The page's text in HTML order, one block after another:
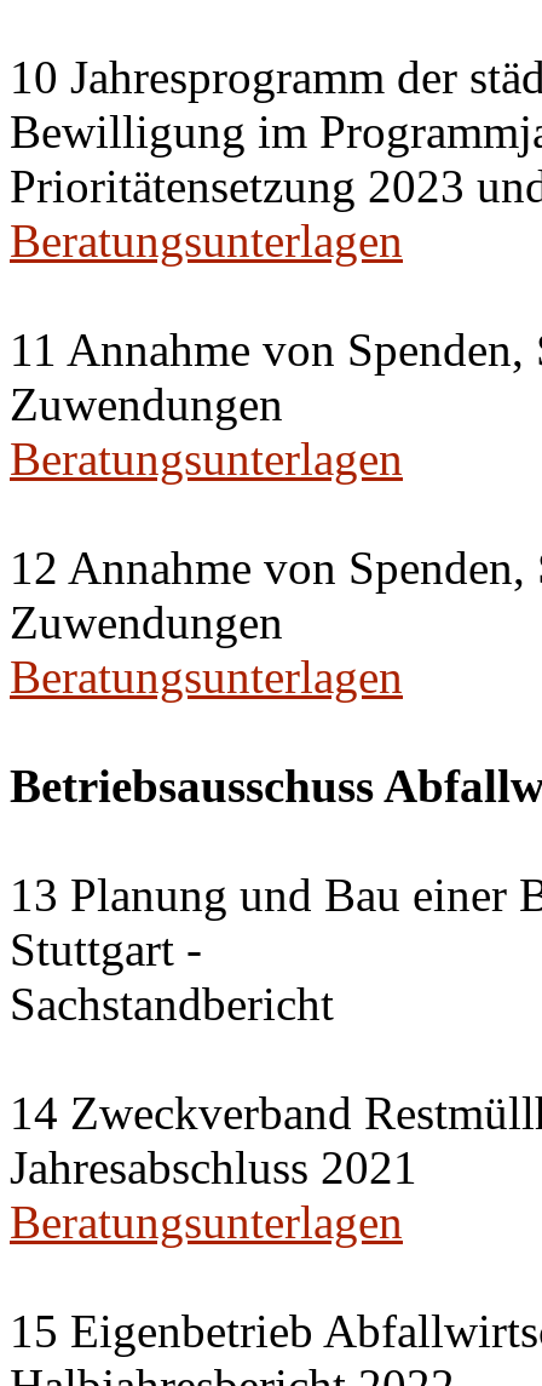
10 Jahresprogramm der
Bewilligung im
Prioritätensetzung 2023
Beratungsunterlagen
11 Annahme von
Zuwendungen
Beratungsunterlagen
12 Annahme von
Zuwendungen
Beratungsunterlagen
Betriebsausschuss
13 Planung und Bau einer
Stuttgart -
Sachstandbericht
14 Zweckverband
Jahresabschluss 2021
Beratungsunterlagen
15 Eigenbetrieb